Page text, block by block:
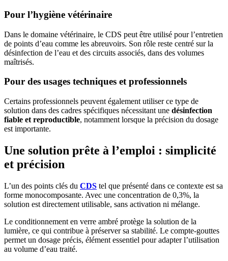
Pour l’hygiène vétérinaire
Dans le domaine vétérinaire, le CDS peut être utilisé pour l’entretien
de points d’eau comme les abreuvoirs. Son rôle reste centré sur la
désinfection de l’eau et des circuits associés, dans des volumes
maîtrisés.
Pour des usages techniques et professionnels
Certains professionnels peuvent également utiliser ce type de
solution dans des cadres spécifiques nécessitant une désinfection
fiable et reproductible, notamment lorsque la précision du dosage
est importante.
Une solution prête à l’emploi : simplicité
et précision
L’un des points clés du CDS tel que présenté dans ce contexte est sa
forme monocomposante. Avec une concentration de 0,3%, la
solution est directement utilisable, sans activation ni mélange.
Le conditionnement en verre ambré protège la solution de la
lumière, ce qui contribue à préserver sa stabilité. Le compte-gouttes
permet un dosage précis, élément essentiel pour adapter l’utilisation
au volume d’eau traité.